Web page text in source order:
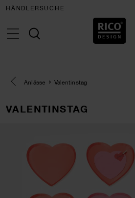
HÄNDLERSUCHE
Eine Kategorie zurück navigieren
Anlässe Valentinstag
VALENTINSTAG